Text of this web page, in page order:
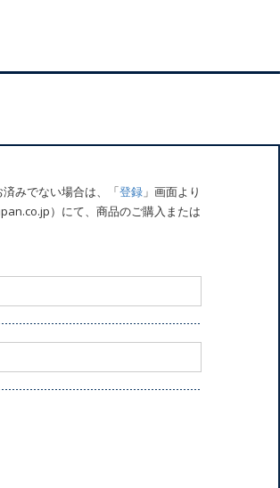
みでない場合は、「登録 」画面より
）にて、商品のご購入または